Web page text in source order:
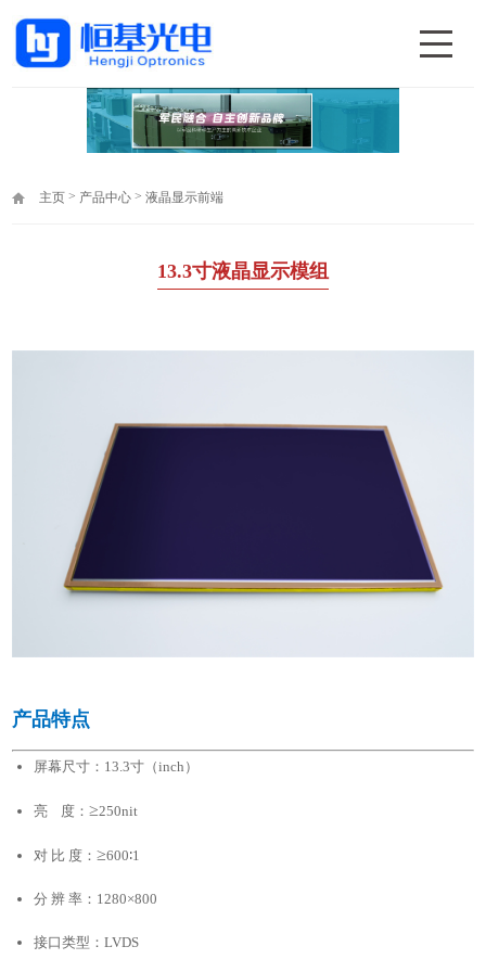
主页 > 产品中心 >液晶显示前端
13.3寸液晶显示模组
产品特点
屏幕尺寸：13.3寸（inch）
亮 度：≥250nit
对 比 度：≥600∶1
分 辨 率：1280×800
接口类型：LVDS